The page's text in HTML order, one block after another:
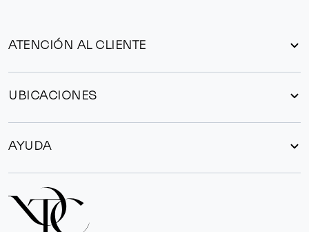
ATENCIÓN AL CLIENTE
UBICACIONES
AYUDA